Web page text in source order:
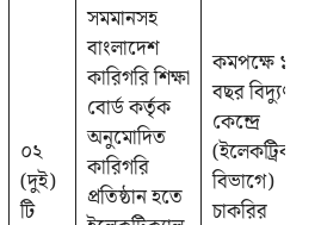
০২
(দুই)
টি
সমমানসহ
বাংলাদেশ
কারিগরি শিক্ষা
বোর্ড কর্তৃক
অনুমোদিত
কারিগরি
প্রতিষ্ঠান হতে
কমপক্ষে ১২
বছর বিদ্যুৎ
কেন্দ্রে
(ইলেকট্রিক্যাল
বিভাগে)
চাকরির